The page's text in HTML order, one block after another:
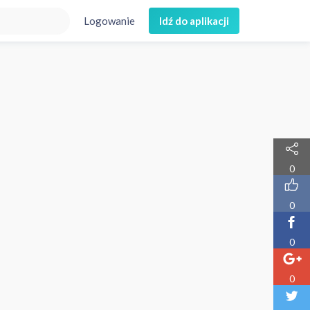
Logowanie Idź do aplikacji
0
0
0
0